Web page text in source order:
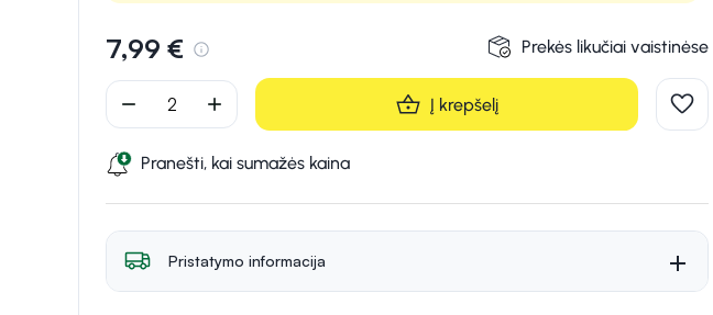
7,99 € Prekės likučiai vaistinėse
remove add Į krepšelį
Pranešti, kai sumažės kaina
Pristatymo informacija